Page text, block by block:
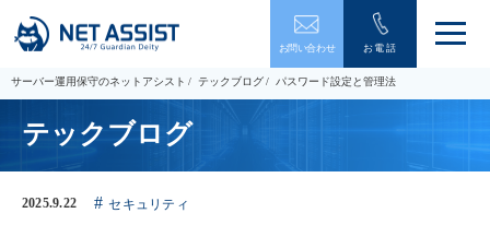
お問い合わせ お電話
メ
ー
サーバー運用保守のネットアシスト テックブログ パスワード設定と管理法
テックブログ
2025.9.22 セキュリティ